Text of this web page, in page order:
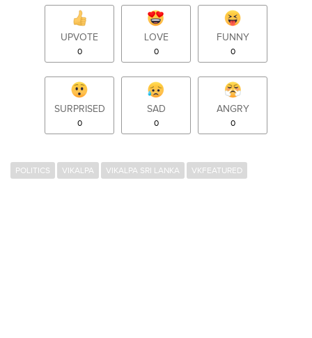
UPVOTE
0
LOVE
0
FUNNY
0
SURPRISED
0
SAD
0
ANGRY
0
POLITICS VIKALPA VIKALPA SRI LANKA VKFEATURED